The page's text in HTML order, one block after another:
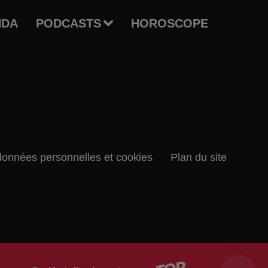
PODCASTS HOROSCOPE
personnelles et cookies Plan du site